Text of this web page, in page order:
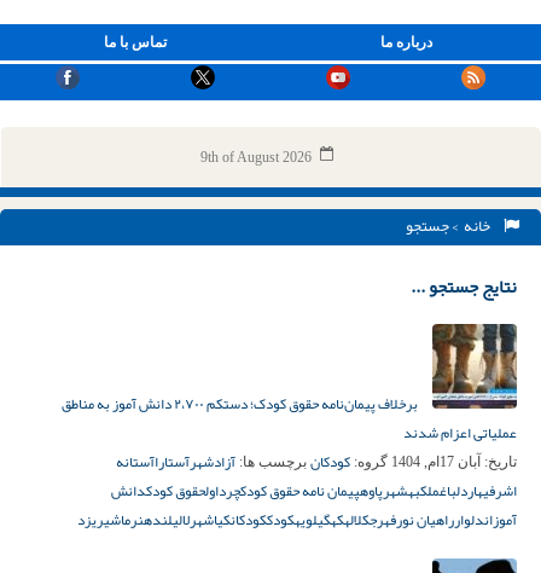
تماس با ما درباره ما
9th of August 2026
خانه > جستجو
نتایج جستجو ...
برخلاف پیمان‌نامه حقوق کودک؛ دستکم ۲،۷۰۰ دانش آموز به مناطق
عملیاتی اعزام شدند
تاریخ: آبان 17ام, 1404 گروه: کودکان برچسب ها: آزادشهرآستاراآستانه
اشرفیهاردلباغملکبهشهرپاوهپیمان نامه حقوق کودکچرداولحقوق کودکدانش
آموزاندلوارراهیان نورفهرجکلالهکهگیلویهکودککودکانکیاشهرلالیلندهنرماشیریزد